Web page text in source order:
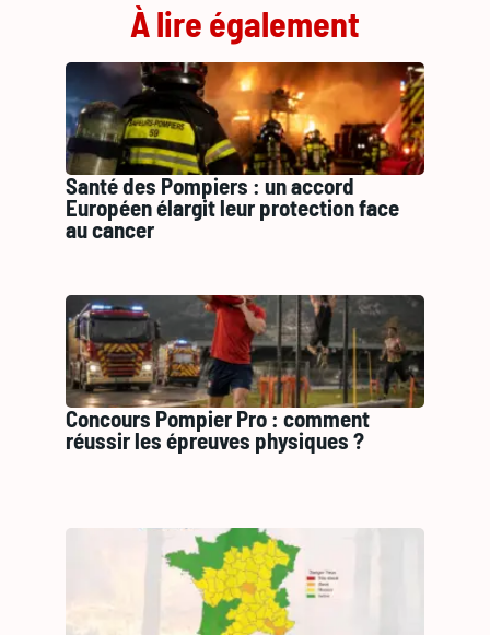
À lire également
Santé des Pompiers : un accord
Européen élargit leur protection face
au cancer
Concours Pompier Pro : comment
réussir les épreuves physiques ?